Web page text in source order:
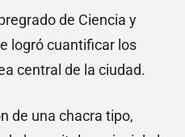
de Ciencia y
logró cuantificar los
central de la ciudad.
de una chacra tipo,